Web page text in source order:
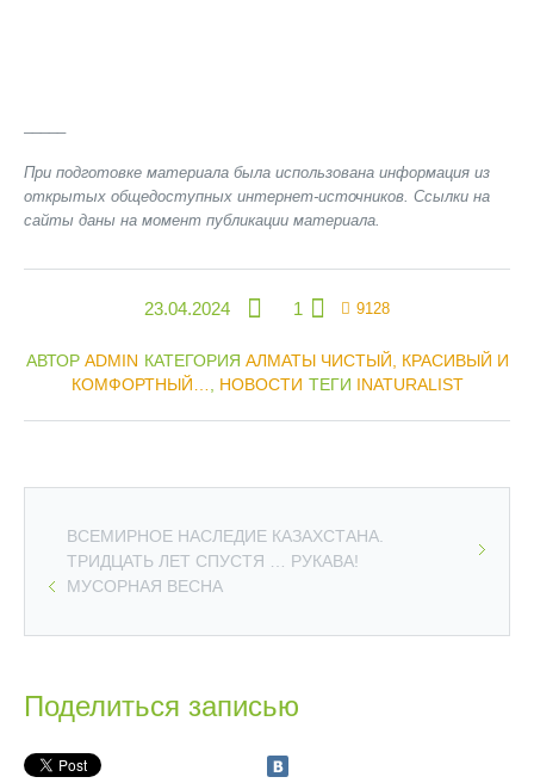
При подготовке материала была использована информация из
открытых общедоступных интернет-источников. Ссылки на
сайты даны на момент публикации материала.
23.04.2024 1 9128
АВТОР ADMIN КАТЕГОРИЯ АЛМАТЫ ЧИСТЫЙ, КРАСИВЫЙ И
КОМФОРТНЫЙ…
НОВОСТИ ТЕГИ INATURALIST
ВСЕМИРНОЕ НАСЛЕДИЕ КАЗАХСТАНА.
ТРИДЦАТЬ ЛЕТ СПУСТЯ … РУКАВА!
МУСОРНАЯ ВЕСНА
Поделиться записью